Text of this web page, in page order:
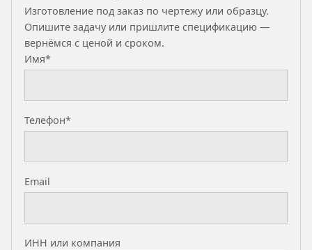
Изготовление под заказ по чертежу или образцу.
Опишите задачу или пришлите спецификацию —
вернёмся с ценой и сроком.
Имя*
Телефон*
Email
ИНН или компания